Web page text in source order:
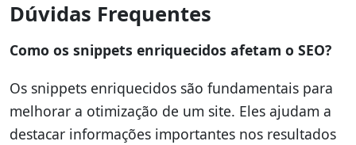
Dúvidas Frequentes
Como os snippets enriquecidos afetam o SEO?
Os snippets enriquecidos são fundamentais para
melhorar a otimização de um site. Eles ajudam a
destacar informações importantes nos resultados